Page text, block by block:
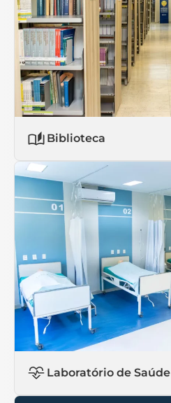
Biblioteca
Laboratório de Saúde